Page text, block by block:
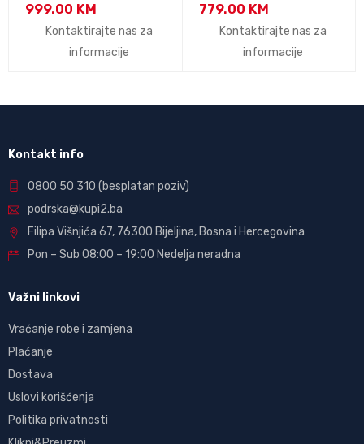
Metalik Sivi **MODEL
2023**
999.00 KM
Kontaktirajte nas za
informacije
Metalik Sivi
779.00 KM
Kontaktirajte nas za
informacije
Kontakt info
0800 50 310 (besplatan poziv)
podrska@kupi2.ba
Filipa Višnjića 67, 76300 Bijeljina, Bosna i Hercegovina
Pon – Sub 08:00 – 19:00 Nedelja neradna
Važni linkovi
Vraćanje robe i zamjena
Plaćanje
Dostava
Uslovi korišćenja
Politika privatnosti